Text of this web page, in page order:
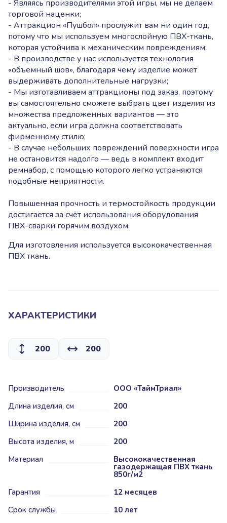
- Являясь производителями этой игры, мы не делаем
торговой наценки;
- Аттракцион «Пушбол» прослужит вам ни один год,
потому что мы используем многослойную ПВХ-ткань,
которая устойчива к механическим повреждениям;
- В производстве у нас используется технология
«объемный шов», благодаря чему изделие может
выдерживать дополнительные нагрузки;
- Мы изготавливаем аттракционы под заказ, поэтому
вы самостоятельно сможете выбрать цвет изделия из
множества предложенных вариантов — это
актуально, если игра должна соответствовать
фирменному стилю;
- В случае небольших повреждений поверхности игра
не остановится надолго — ведь в комплект входит
ремнабор, с помощью которого легко устраняются
подобные неприятности.
Повышенная прочность и термостойкость продукции
достигается за счёт использования оборудования
ПВХ-сварки горячим воздухом.
Для изготовления используется высококачественная
ПВХ ткань.
ХАРАКТЕРИСТИКИ
200 200
Производитель
ООО «ТаймТриал»
Длина изделия, см
200
Ширина изделия, см
200
Высота изделия, м
200
Материал
Высококачественная
газодержащая ПВХ ткань
850г/м2
Гарантия
12 месяцев
Срок службы
10 лет